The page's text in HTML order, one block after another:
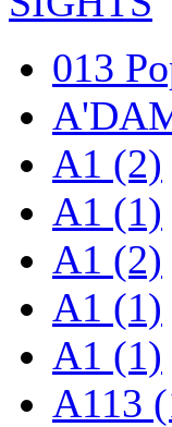
013
A1 (2)
A1 (1)
A1 (2)
A1 (1)
A1 (1)
A113